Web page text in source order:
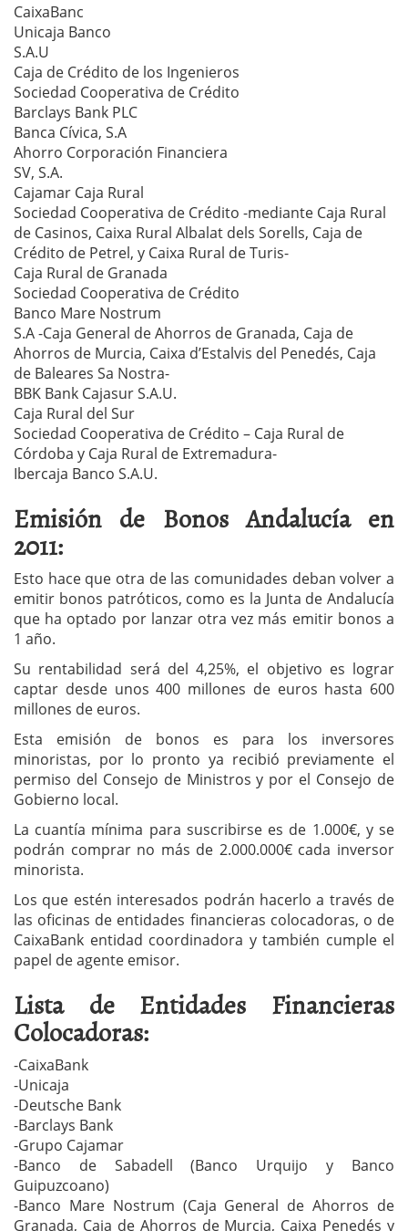
CaixaBanc
Unicaja Banco
S.A.U
Caja de Crédito de los Ingenieros
Sociedad Cooperativa de Crédito
Barclays Bank PLC
Banca Cívica, S.A
Ahorro Corporación Financiera
SV, S.A.
Cajamar Caja Rural
Sociedad Cooperativa de Crédito -mediante Caja Rural
de Casinos, Caixa Rural Albalat dels Sorells, Caja de
Crédito de Petrel, y Caixa Rural de Turis-
Caja Rural de Granada
Sociedad Cooperativa de Crédito
Banco Mare Nostrum
S.A -Caja General de Ahorros de Granada, Caja de
Ahorros de Murcia, Caixa d’Estalvis del Penedés, Caja
de Baleares Sa Nostra-
BBK Bank Cajasur S.A.U.
Caja Rural del Sur
Sociedad Cooperativa de Crédito – Caja Rural de
Córdoba y Caja Rural de Extremadura-
Ibercaja Banco S.A.U.
Emisión de Bonos Andalucía en
2011:
Esto hace que otra de las comunidades deban volver a
emitir bonos patróticos, como es la Junta de Andalucía
que ha optado por lanzar otra vez más emitir bonos a
1 año.
Su rentabilidad será del 4,25%, el objetivo es lograr
captar desde unos 400 millones de euros hasta 600
millones de euros.
Esta emisión de bonos es para los inversores
minoristas, por lo pronto ya recibió previamente el
permiso del Consejo de Ministros y por el Consejo de
Gobierno local.
La cuantía mínima para suscribirse es de 1.000€, y se
podrán comprar no más de 2.000.000€ cada inversor
minorista.
Los que estén interesados podrán hacerlo a través de
las oficinas de entidades financieras colocadoras, o de
CaixaBank entidad coordinadora y también cumple el
papel de agente emisor.
Lista de Entidades Financieras
Colocadoras:
-CaixaBank
-Unicaja
-Deutsche Bank
-Barclays Bank
-Grupo Cajamar
-Banco de Sabadell (Banco Urquijo y Banco
Guipuzcoano)
-Banco Mare Nostrum (Caja General de Ahorros de
Granada, Caja de Ahorros de Murcia, Caixa Penedés y